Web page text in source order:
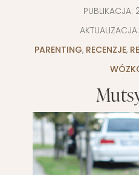
PUBLIKACJA:
AKTUALIZACJA:
PARENTING, RECENZJE,